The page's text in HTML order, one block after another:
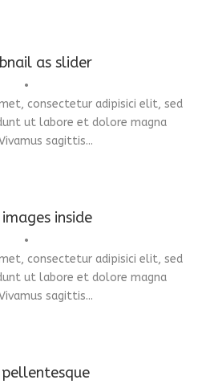
as slider
•
consectetur adipisici elit, sed
ut labore et dolore magna
sagittis...
, Identity, Logo
inside
•
consectetur adipisici elit, sed
ut labore et dolore magna
sagittis...
pellentesque